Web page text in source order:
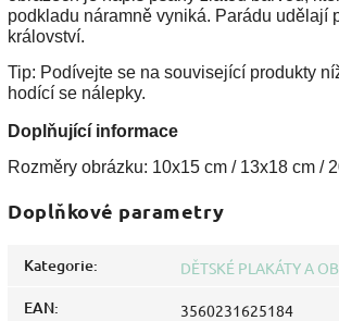
podkladu náramně vyniká. Parádu udělají
království.
Tip: Podívejte se na související produkty
hodící se nálepky.
Doplňující informace
Rozměry obrázku: 10x15 cm / 13x18 cm /
Doplňkové parametry
Kategorie: DĚTSKÉ PLAKÁTY A
EAN: 3560231625184